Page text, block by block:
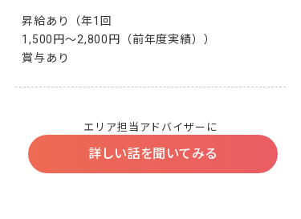
昇給あり（年1回
1,500円～2,800円（前年度実績））
賞与あり
エリア担当アドバイザーに
詳しい話を聞いてみる